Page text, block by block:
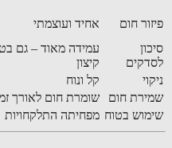
פיזור חום אחיד ועוצמתי
סיכון
לסדקים
עמידה מאוד – גם
קיצון
ניקוי
קל ונוח
שמירת חום
שומרת חום לאורך
שימוש בטוח מפחיתה התלקחויות